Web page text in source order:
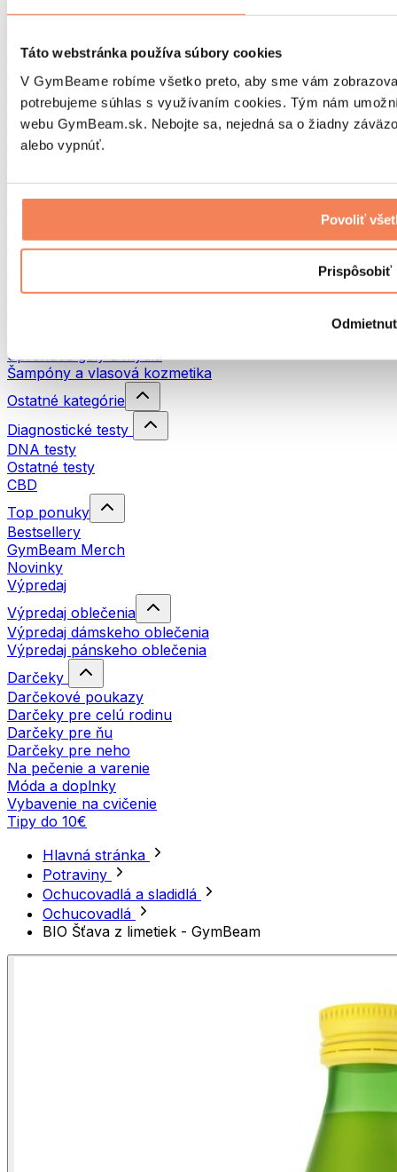
Táto webstránka používa súbory cookies
V GymBeame robíme všetko preto, aby sme vám
potrebujeme súhlas s využívaním cookies. Tým nám
webu GymBeam.sk. Nebojte sa, nejedná sa o žiadny
alebo vypnúť.
Povoliť
Prispôsobiť
Pomôcky podľa aktivity
Beh
Bojové športy
Cyklistika
Joga a pilates
Otužovanie
Turistika
Vodné filtre a kanvice
Pracie prostriedky
Sprchové gély a mydlá
Šampóny a vlasová kozmetika
Ostatné kategórie
Diagnostické testy
DNA testy
Ostatné testy
CBD
Top ponuky
Bestsellery
GymBeam Merch
Novinky
Výpredaj
Výpredaj oblečenia
Výpredaj dámskeho oblečenia
Výpredaj pánskeho oblečenia
Darčeky
Darčekové poukazy
Darčeky pre celú rodinu
Darčeky pre ňu
Darčeky pre neho
Na pečenie a varenie
Móda a doplnky
Vybavenie na cvičenie
Tipy do 10€
Hlavná stránka
Potraviny
Ochucovadlá a sladidlá
Ochucovadlá
BIO Šťava z limetiek - GymBeam